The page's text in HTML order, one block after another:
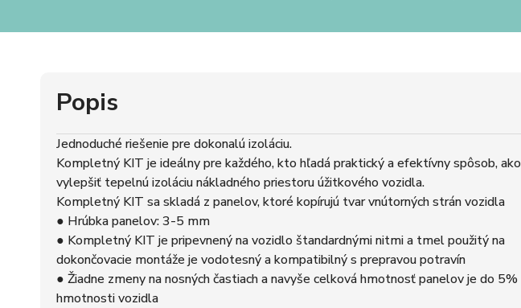
Popis
Jednoduché riešenie pre dokonalú izoláciu.
Kompletný KIT je ideálny pre každého, kto hľadá praktický a efektívny spôsob, ako
vylepšiť tepelnú izoláciu nákladného priestoru úžitkového vozidla.
Kompletný KIT sa skladá z panelov, ktoré kopírujú tvar vnútorných strán vozidla
● Hrúbka panelov: 3-5 mm
● Kompletný KIT je pripevnený na vozidlo štandardnými nitmi a tmel použitý na
dokončovacie montáže je vodotesný a kompatibilný s prepravou potravín
● Žiadne zmeny na nosných častiach a navyše celková hmotnosť panelov je do 5%
hmotnosti vozidla